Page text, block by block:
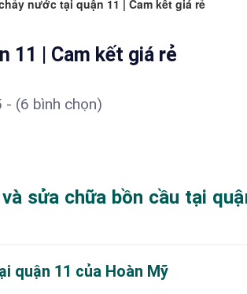
nước tại quận 11 | Cam kết giá rẻ
11 | Cam kết giá rẻ
- (6 bình chọn)
sửa chữa bồn cầu tại
quận 11 của Hoàn Mỹ